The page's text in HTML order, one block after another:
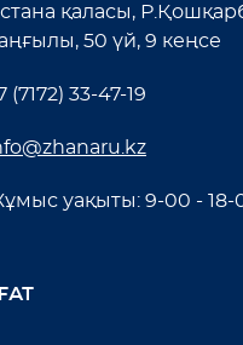
қаласы,
50 үй, 9 кеңсе
(7172) 33-47-19
уақыты: 9-00 - 18-